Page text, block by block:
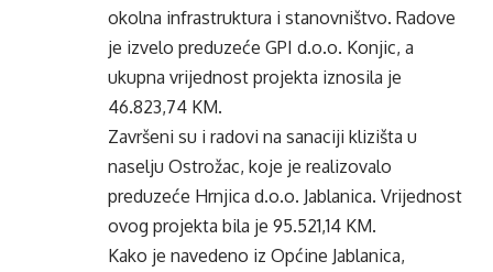
okolna infrastruktura i stanovništvo. Radove
je izvelo preduzeće GPI d.o.o. Konjic, a
ukupna vrijednost projekta iznosila je
46.823,74 KM.
Završeni su i radovi na sanaciji klizišta u
naselju Ostrožac, koje je realizovalo
preduzeće Hrnjica d.o.o. Jablanica. Vrijednost
ovog projekta bila je 95.521,14 KM.
Kako je navedeno iz Općine Jablanica,